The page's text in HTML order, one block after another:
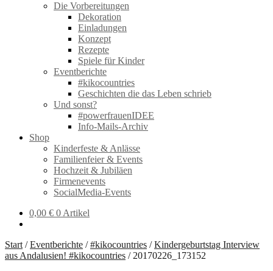
Die Vorbereitungen
Dekoration
Einladungen
Konzept
Rezepte
Spiele für Kinder
Eventberichte
#kikocountries
Geschichten die das Leben schrieb
Und sonst?
#powerfrauenIDEE
Info-Mails-Archiv
Shop
Kinderfeste & Anlässe
Familienfeier & Events
Hochzeit & Jubiläen
Firmenevents
SocialMedia-Events
0,00 € 0 Artikel
Start /Eventberichte /#kikocountries /Kindergeburtstag Interview
aus Andalusien! #kikocountries / 20170226_173152